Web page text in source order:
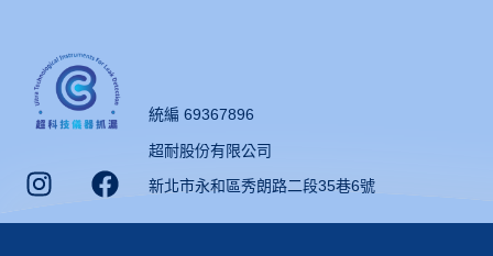
統編 69367896
超耐股份有限公司
新北市永和區秀朗路二段35巷6號